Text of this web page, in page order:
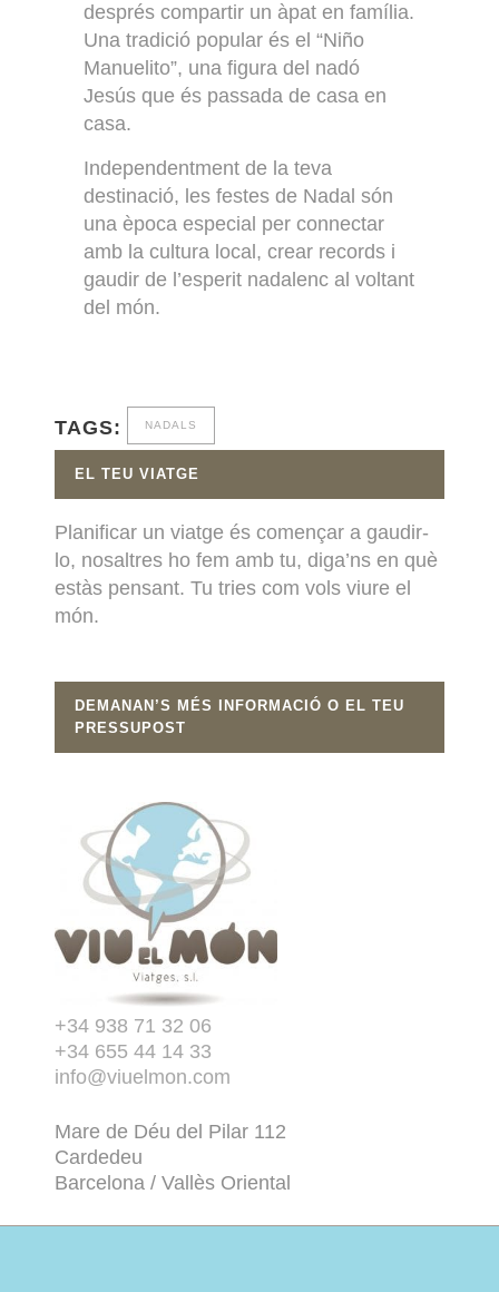
després compartir un àpat en família.
Una tradició popular és el “Niño
Manuelito”, una figura del nadó
Jesús que és passada de casa en
casa.
Independentment de la teva
destinació, les festes de Nadal són
una època especial per connectar
amb la cultura local, crear records i
gaudir de l’esperit nadalenc al voltant
del món.
TAGS: NADALS
EL TEU VIATGE
Planificar un viatge és començar a gaudir-
lo, nosaltres ho fem amb tu, diga’ns en què
estàs pensant. Tu tries com vols viure el
món.
DEMANAN’S MÉS INFORMACIÓ O EL TEU
PRESSUPOST
+34 938 71 32 06
+34 655 44 14 33
info@viuelmon.com
Mare de Déu del Pilar 112
Cardedeu
Barcelona / Vallès Oriental